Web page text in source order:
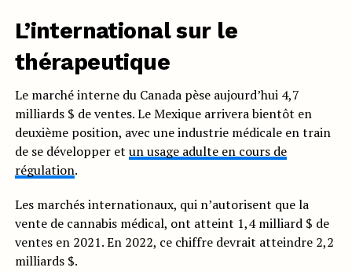
L’international sur le
thérapeutique
Le marché interne du Canada pèse aujourd’hui 4,7
milliards $ de ventes. Le Mexique arrivera bientôt en
deuxième position, avec une industrie médicale en train
de se développer et un usage adulte en cours de
régulation.
Les marchés internationaux, qui n’autorisent que la
vente de cannabis médical, ont atteint 1,4 milliard $ de
ventes en 2021. En 2022, ce chiffre devrait atteindre 2,2
milliards $.